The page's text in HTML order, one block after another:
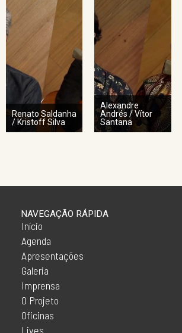
Renato Saldanha
/ Kristoff Silva
Alexandre
Andrés / Vítor
Santana
Início
Agenda
Apresentações
Galeria
Imprensa
O Projeto
Oficinas
Lives
NAVEGAÇÃO RÁPIDA